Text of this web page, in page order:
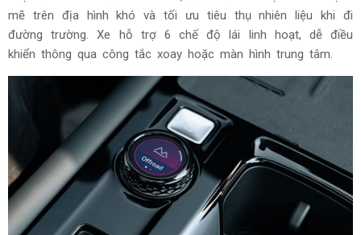
hợp bộ tăng áp điều hướng VTG và hệ dẫn động 4MOTION
thế hệ 6, giúp xe phản hồi nhanh, bứt tốc mạnh mẽ, vận
hành ổn định trên mọi địa hình nhưng vẫn tiết kiệm nhiên
suất tối đa khoảng 268 mã lực và mô-men xoắn cực đại
Về vận hành, Teramont Pro sở hữu hộp số ly hợp kép DSG
7 cấp thế hệ mới cho khả năng sang số gần như tức thì,
tăng tốc ấn tượng từ 0–100 km/h chỉ trong 7,6 giây. Hệ dẫn
động 4MOTION thế hệ 6 có thể phân bổ mô-men xoắn linh
hoạt từ 96%-4% đến 10%-90%, đảm bảo xe vận hành mạnh